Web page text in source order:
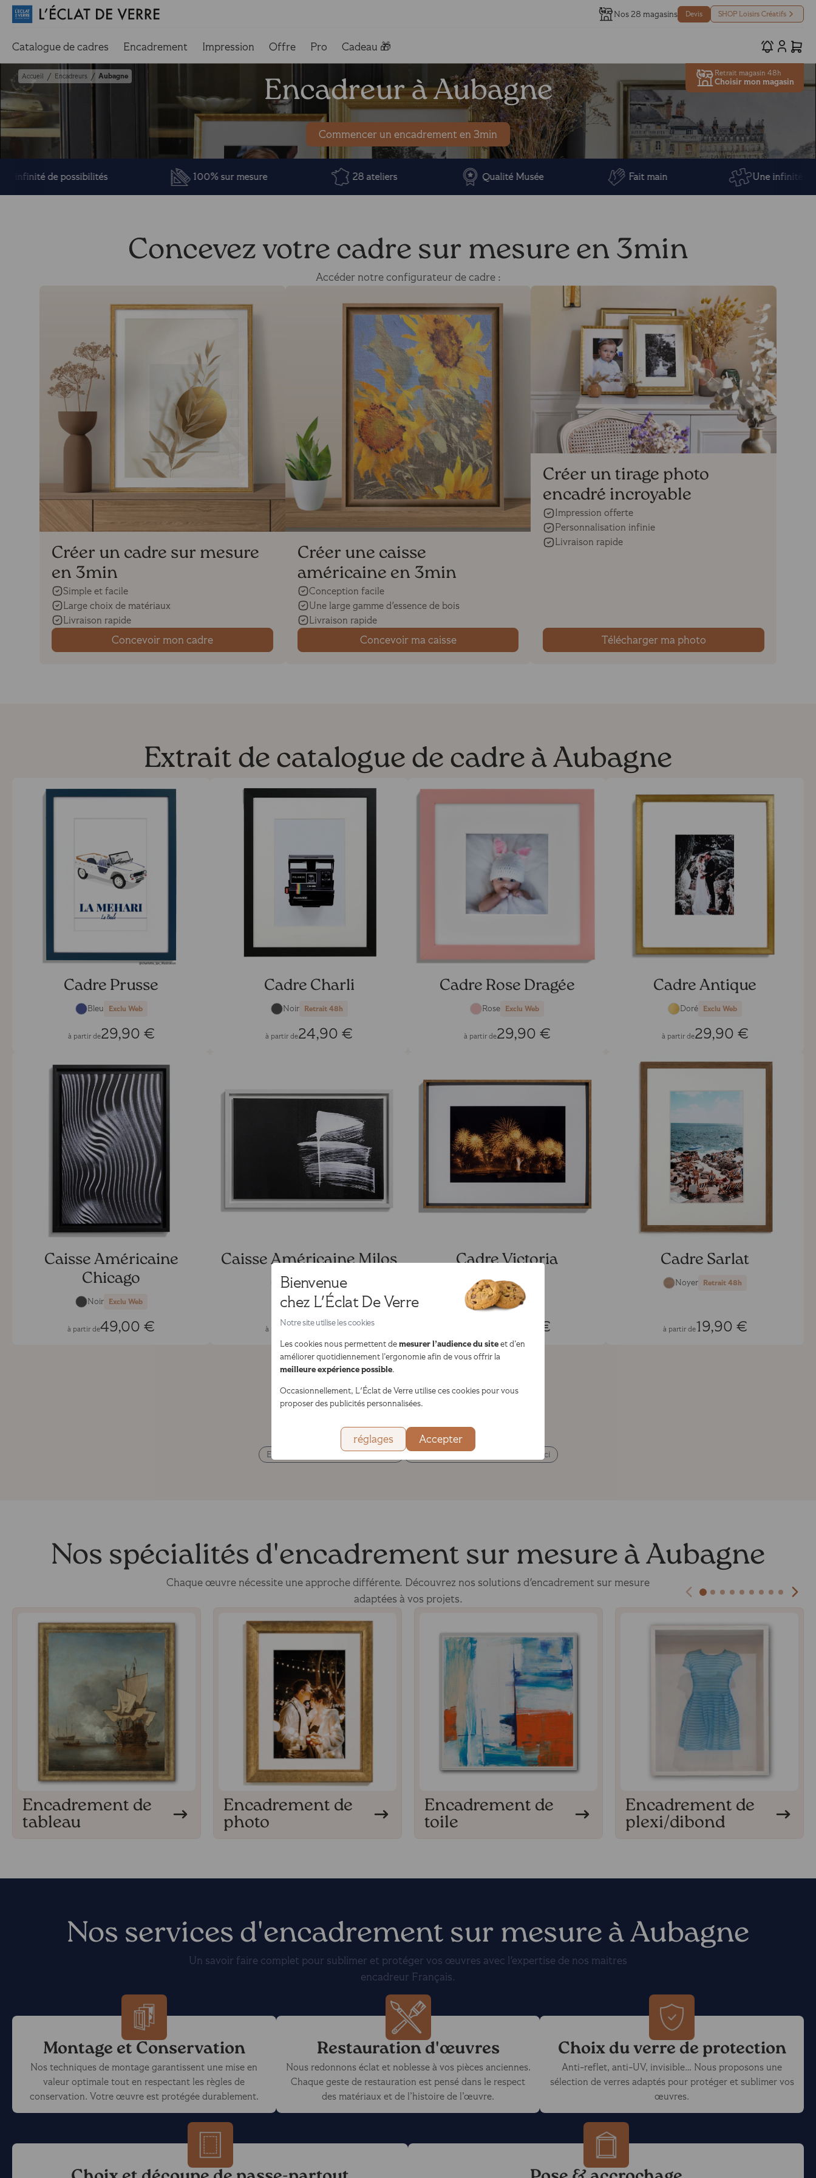
Bienvenue
chez L'Éclat De Verre
Notre site utilise les cookies
Les cookies nous permettent demesurer l’audience du siteet d’en
améliorer quotidiennement l’ergonomie afin de vous offrir la
meilleure expérience possible.
Occasionnellement, L'Éclat de Verre utilise ces cookies pour vous
proposer des publicités personnalisées.
réglages Accepter
Nos 28 magasins Devis SHOP Loisirs Créatifs
Catalogue de cadres Encadrement Impression Offre Pro Cadeau 🎁
Retrait magasin 48h
Choisir mon magasin
Accueil / Encadreurs / Aubagne Encadreur à Aubagne
Commencer un encadrement en 3min
de possibilités 100% sur mesure 28 ateliers Qualité Musée Fait main Une infinité de
Concevez votre cadre sur mesure en 3min
Accéder notre configurateur de cadre :
Créer un cadre sur mesure
en 3min
Simple et facile
Large choix de matériaux
Livraison rapide
Concevoir mon cadre
Créer une caisse
américaine en 3min
Conception facile
Une large gamme d'essence de bois
Livraison rapide
Concevoir ma caisse
Créer un tirage photo
encadré incroyable
Impression offerte
Personnalisation infinie
Livraison rapide
Télécharger ma photo
Extrait de catalogue de cadre à Aubagne
Cadre Prusse
Bleu Exclu Web
à partir de29,90 €
Cadre Charli
Noir Retrait 48h
à partir de24,90 €
Cadre Rose Dragée
Rose Exclu Web
à partir de29,90 €
Cadre Antique
Doré Exclu Web
à partir de29,90 €
Caisse Américaine
Chicago
Noir Exclu Web
à partir de49,00 €
Caisse Américaine Milos
Blanc Exclu Web
à partir de 49,00 €
Cadre Victoria
Noir Exclu Web
24,90 €
Cadre Sarlat
Noyer Retrait 48h
à partir de19,90 €
Voir tout le catalogue
Envie de créer mon cadre en ligne ? Besoin d'une impression ? c'est par ici
Nos spécialités d'encadrement sur mesure à Aubagne
Chaque œuvre nécessite une approche différente. Découvrez nos solutions d'encadrement sur mesure
adaptées à vos projets.
Encadrement de
tableau
Encadrement de
photo
Encadrement de
toile
Encadrement de
plexi/dibond
Nos services d'encadrement sur mesure à Aubagne
Un savoir faire complet pour sublimer et protéger vos œuvres avec l'expertise de nos maitres
encadreur Français.
Montage et Conservation
Nos techniques de montage garantissent une mise en
valeur optimale tout en respectant les règles de
conservation. Votre œuvre est protégée durablement.
Restauration d'œuvres
Nous redonnons éclat et noblesse à vos pièces anciennes.
Chaque geste de restauration est pensé dans le respect
des matériaux et de l’histoire de l’œuvre.
Choix du verre de protection
Anti-reflet, anti-UV, invisible… Nous proposons une
sélection de verres adaptés pour protéger et sublimer vos
œuvres.